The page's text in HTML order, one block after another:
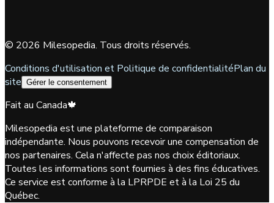
© 2026 Milesopedia. Tous droits réservés.
Conditions d'utilisation et Politique de confidentialitéPlan du
site Gérer le consentement
Fait au Canada🍁
Milesopedia est une plateforme de comparaison
indépendante. Nous pouvons recevoir une compensation de
nos partenaires. Cela n'affecte pas nos choix éditoriaux.
Toutes les informations sont fournies à des fins éducatives.
Ce service est conforme à la LPRPDE et à la Loi 25 du
Québec.